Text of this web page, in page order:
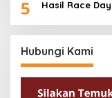
5 Hasil Race
Hubungi Kami